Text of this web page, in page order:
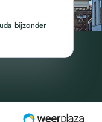
bijzonder